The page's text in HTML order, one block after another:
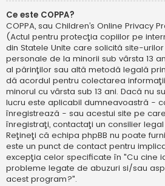
Ce este COPPA?
COPPA, sau Children’s Online Privacy
(Actul pentru protecţia copiilor pe
din Statele Unite care solicită site-
personale de la minorii sub vârsta 13
al părinţilor sau altă metodă legală
dă acordul pentru colectarea
minorul cu vârsta sub 13 ani. Dacă nu
lucru este aplicabil dumneavoastră -
înregistrează - sau acestui site pe
înregistraţi, contactaţi un consilier
Reţineţi că echipa phpBB nu poate
este un punct de contact pentru
excepţia celor specificate în "Cu cine
probleme legate de abuzuri si/sau
acest program?".